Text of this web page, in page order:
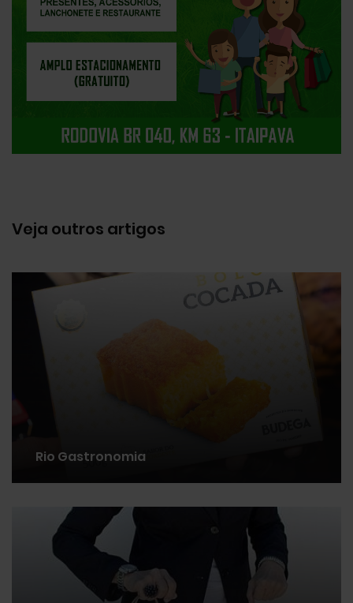
Veja outros artigos
Rio Gastronomia